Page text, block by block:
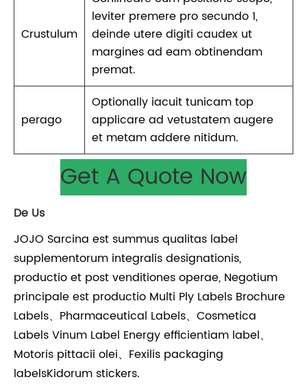
Crustulum
leviter premere pro secundo 1,
deinde utere digiti caudex ut
margines ad eam obtinendam
premat.
perago
Optionally iacuit tunicam top
applicare ad vetustatem augere
et metam addere nitidum.
Get A Quote Now
De Us
JOJO Sarcina est summus qualitas label
supplementorum integralis designationis,
productio et post venditiones operae, Negotium
principale est productio Multi Ply Labels Brochure
Labels、Pharmaceutical Labels、Cosmetica
Labels Vinum Label Energy efficientiam label、
Motoris pittacii olei、Fexilis packaging
labelsKidorum stickers.